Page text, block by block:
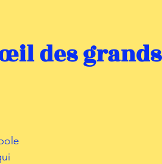
des grands